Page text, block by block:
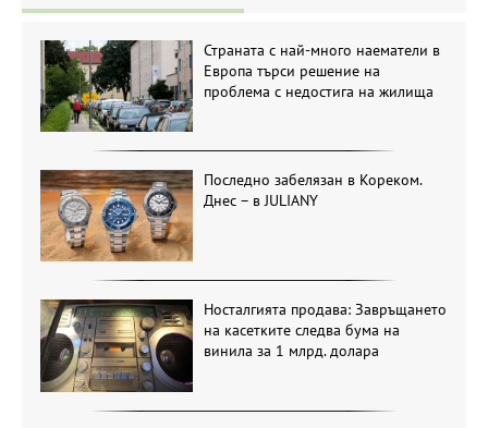
Страната с най-много наематели в
Европа търси решение на
проблема с недостига на жилища
Последно забелязан в Кореком.
Днес – в JULIANY
Носталгията продава: Завръщането
на касетките следва бума на
винила за 1 млрд. долара